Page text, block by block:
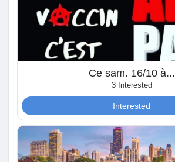
Discover Pagine
Popular Posts
Ce sam. 16/10 à...
3 Interested
Interested